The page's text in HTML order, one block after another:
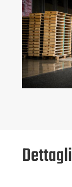
Dettagli